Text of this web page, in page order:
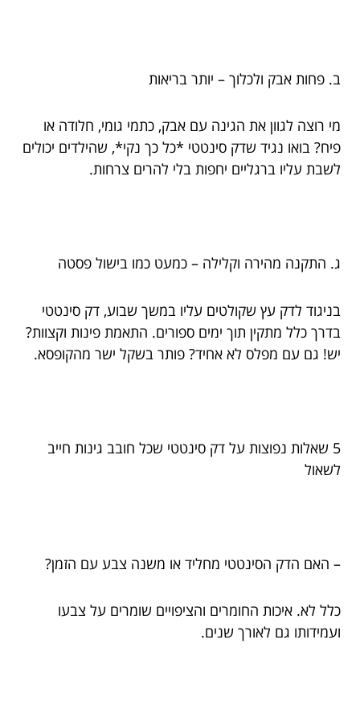
ב. פחות אבק ולכלוך – יותר בריאות
מי רוצה לגוון את הגינה עם אבק, כתמי גומי, חלודה או
פיח? בואו נגיד שדק סינטטי *כל כך נקי*, שהילדים יכולים
לשבת עליו ברגליים יחפות בלי להרים צרחות.
ג. התקנה מהירה וקלילה – כמעט כמו בישול פסטה
בניגוד לדק עץ שקולטים עליו במשך שבוע, דק סינטטי
בדרך כלל מתקין תוך ימים ספורים. התאמת פינות וקצוות?
יש! גם עם מפלס לא אחיד? פותר בשקל ישר מהקופסא.
5 שאלות נפוצות על דק סינטטי שכל חובב גינות חייב
לשאול
– האם הדק הסינטטי מחליד או משנה צבע עם הזמן?
כלל לא. איכות החומרים והציפויים שומרים על צבעו
ועמידותו גם לאורך שנים.